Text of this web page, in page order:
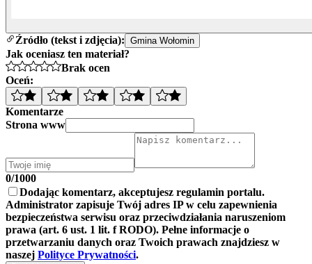
Źródło (tekst i zdjęcia): Gmina Wołomin
Jak oceniasz ten materiał?
Brak ocen
Oceń:
Komentarze
Strona www
0/1000
Dodając komentarz, akceptujesz regulamin portalu.
Administrator zapisuje Twój adres IP w celu zapewnienia
bezpieczeństwa serwisu oraz przeciwdziałania naruszeniom
prawa (art. 6 ust. 1 lit. f RODO). Pełne informacje o
przetwarzaniu danych oraz Twoich prawach znajdziesz w
naszej Polityce Prywatności.